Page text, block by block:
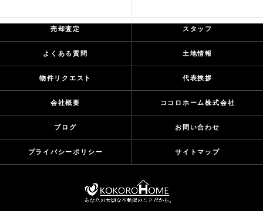
売却査定 スタッフ
よくある質問 土地情報
物件リクエスト 代表挨拶
会社概要 ココロホーム株式会社
ブログ お問い合わせ
プライバシーポリシー サイトマップ